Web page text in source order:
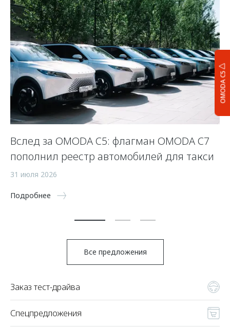
OMODA C5
Вслед за OMODA C5: флагман OMODA C7
пополнил реестр автомобилей для такси
31 июля 2026
Подробнее
Все предложения
Заказ тест-драйва
Спецпредложения